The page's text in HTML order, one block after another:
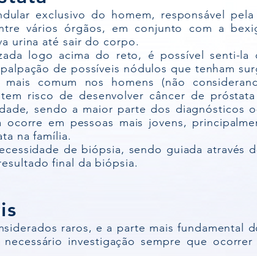
exclusivo do homem, responsável
vários órgãos, em conjunto com a
urina até sair do corpo.
logo acima do reto, é possível senti-la
de possíveis nódulos que tenham
comum nos homens (não
risco de desenvolver câncer de
sendo a maior parte dos diagnósticos
ocorre em pessoas mais jovens,
na família.
de biópsia, sendo guiada através
final da biópsia.
raros, e a parte mais fundamental
investigação sempre que ocorrer